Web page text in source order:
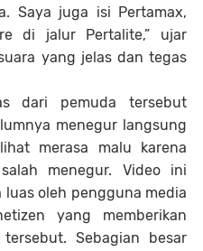
Saya juga isi Pertamax,
di jalur Pertalite,” ujar
yang jelas dan tegas
dari pemuda tersebut
menegur langsung
merasa malu karena
menegur. Video ini
oleh pengguna media
yang memberikan
Sebagian besar